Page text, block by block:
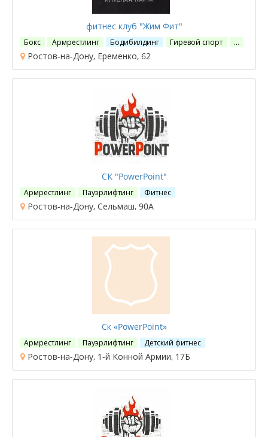
фитнес клуб "Жим Фит"
Бокс Армрестлинг Бодибилдинг Гиревой спорт …
Ростов-на-Дону, Еременко, 62
СК "PowerPoint"
Армрестлинг Пауэрлифтинг Фитнес
Ростов-на-Дону, Сельмаш, 90А
Ск «PowerPoint»
Армрестлинг Пауэрлифтинг Детский фитнес
Ростов-на-Дону, 1-й Конной Армии, 17Б